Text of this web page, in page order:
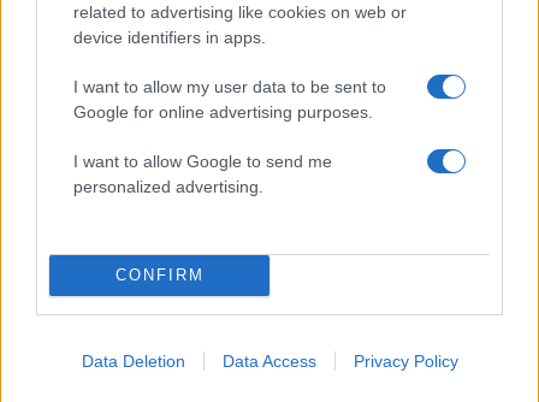
related to advertising like cookies on web or
device identifiers in apps.
I want to allow my user data to be sent to
Google for online advertising purposes.
I want to allow Google to send me
personalized advertising.
CONFIRM
Data Deletion Data Access Privacy Policy
Η Άννα Βίσση ξετρελάθηκε με μπάντα που
έπαιζε Τσιτσάνη στο Φισκάρδο και τους
Μαριζέτα Αντωνοπούλου στο newsit.gr: Οι
“σωτήρες” ανήκουν στο χρονοντούλαπο
Ίση με 6 βόμβες Χιροσίμα η ενέργεια που
απελευθερώθηκε από τη mega fire σε
Η FIFA απάντησε στις καταγγελίες για την
ερωμένη του Ινφαντίνο: «Κατηγορηματικά
αναληθείς και δυσφημιστικοί οι ισχυρισμοί»